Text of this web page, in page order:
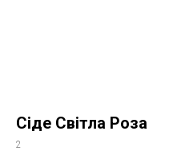
Сіде Світла Роза
2